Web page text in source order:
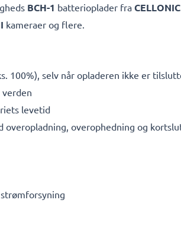
BCH-1 batterioplader fra CELLONIC
kameraer og flere.
100%), selv når opladeren ikke er
levetid
overopladning, overophedning og